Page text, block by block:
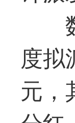
度拟
元，